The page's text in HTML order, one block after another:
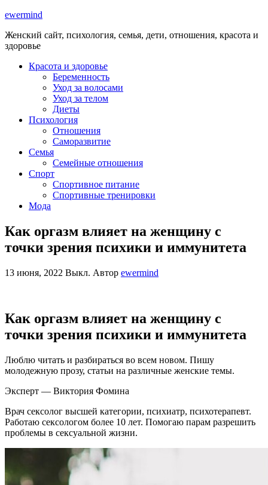
ewermind
Женский сайт, психология, семья, дети, отношения, красота и
здоровье
Красота и здоровье
Беременность
Уход за волосами
Уход за телом
Диеты
Психология
Отношения
Саморазвитие
Семья
Семейные отношения
Спорт
Спортивное питание
Спортивные тренировки
Мода
Как оргазм влияет на женщину с
точки зрения психики и иммунитета
13 июня, 2022 Выкл. Автор ewermind
Как оргазм влияет на женщину с
точки зрения психики и иммунитета
Люблю читать и разбираться во всем новом. Пишу
молодежную прозу, статьи на различные женские темы.
Эксперт — Виктория Фомина
Врач сексолог высшей категории, психиатр, психотерапевт.
Работаю сексологом более 10 лет. Помогаю парам разрешить
проблемы в сексуальной жизни.